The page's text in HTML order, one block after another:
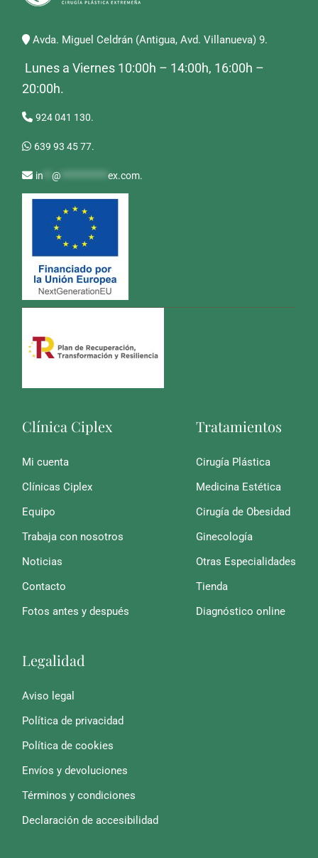
Avda. Miguel Celdrán (Antigua, Avd. Villanueva) 9.
Lunes a Viernes 10:00h – 14:00h, 16:00h –
20:00h.
924 041 130.
639 93 45 77.
in **@ ***********ex.com.
Clínica Ciplex
Mi cuenta
Clínicas Ciplex
Equipo
Trabaja con nosotros
Noticias
Contacto
Fotos antes y después
Tratamientos
Cirugía Plástica
Medicina Estética
Cirugía de Obesidad
Ginecología
Otras Especialidades
Tienda
Diagnóstico online
Legalidad
Aviso legal
Política de privacidad
Política de cookies
Envíos y devoluciones
Términos y condiciones
Declaración de accesibilidad